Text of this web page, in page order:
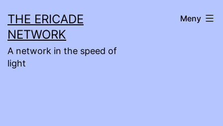
till
innehåll
THE ERICADE
NETWORK
A network in the speed of
light
Meny